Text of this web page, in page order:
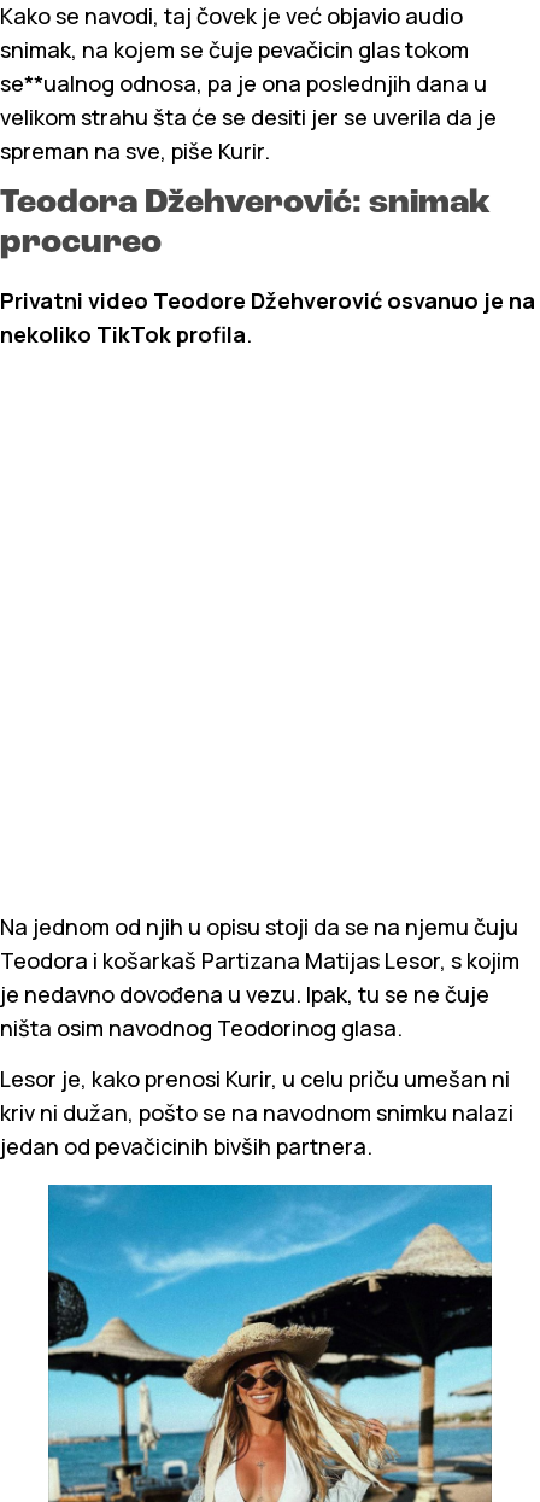
Kako se navodi, taj čovek je već objavio audio
snimak, na kojem se čuje pevačicin glas tokom
se**ualnog odnosa, pa je ona poslednjih dana u
velikom strahu šta će se desiti jer se uverila da je
spreman na sve, piše Kurir.
Teodora Džehverović: snimak
procureo
Privatni video Teodore Džehverović osvanuo je na
nekoliko TikTok profila.
Na jednom od njih u opisu stoji da se na njemu čuju
Teodora i košarkaš Partizana Matijas Lesor, s kojim
je nedavno dovođena u vezu. Ipak, tu se ne čuje
ništa osim navodnog Teodorinog glasa.
Lesor je, kako prenosi Kurir, u celu priču umešan ni
kriv ni dužan, pošto se na navodnom snimku nalazi
jedan od pevačicinih bivših partnera.